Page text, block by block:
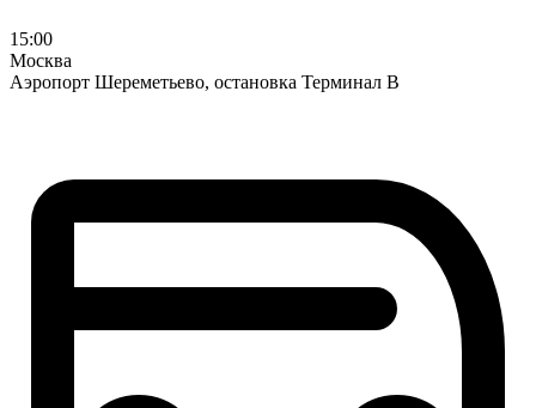
15:00
Москва
Аэропорт Шереметьево, остановка Терминал В